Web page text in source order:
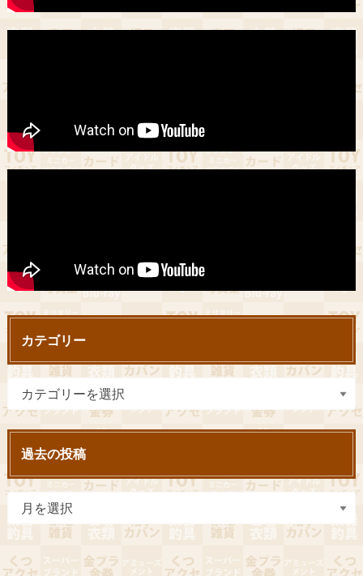
カテゴリー
過去の投稿